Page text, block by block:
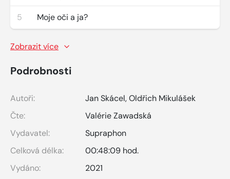
5 Moje oči a ja?
Zobrazit více
Podrobnosti
Autoři: Jan Skácel,Oldřich Mikulášek
Čte:
Valérie Zawadská
Vydavatel:
Supraphon
Celková délka:
00:48:09 hod.
Vydáno:
2021